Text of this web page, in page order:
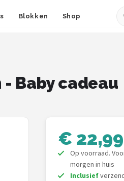
Blokken Shop
Baby cadeau
€ 22,99
Op voorraad.
morgen in huis
Inclusief